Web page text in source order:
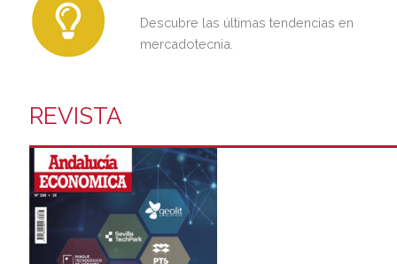
Descubre las últimas tendencias en
mercadotecnia.
REVISTA